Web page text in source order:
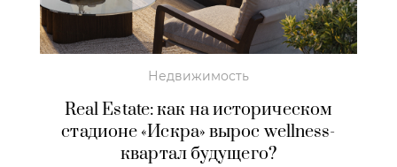
Недвижимость
Real Estate: как на историческом
стадионе «Искра» вырос wellness-
квартал будущего?